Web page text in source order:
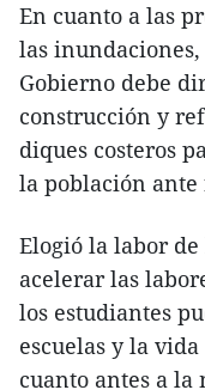
En cuanto a las
las
Gobierno debe
construcción y
diques costeros
la población
Elogió la labor
acelerar las
los estudiantes
escuelas y la
cuanto antes a la